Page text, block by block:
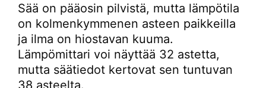
Sää on pääosin pilvistä, mutta lämpötila
on kolmenkymmenen asteen paikkeilla
ja ilma on hiostavan kuuma.
Lämpömittari voi näyttää 32 astetta,
mutta säätiedot kertovat sen tuntuvan
38 asteelta.